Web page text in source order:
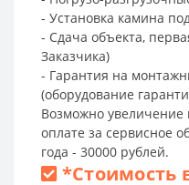
- Установка камина
- Сдача объекта,
Заказчика)
- Гарантия на
(оборудование
Возможно увеличение
оплате за сервисное
года - 30000 рублей.
*Стоимость